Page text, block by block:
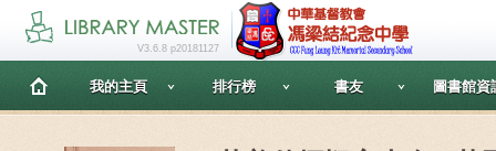
V3.6.8 p20181127
我的主頁 排行榜 書友 圖書館資